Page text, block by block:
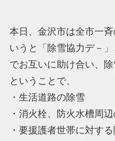
本日、金沢市は全市一
いうと「除雪協力デ－
でお互いに助け合い、
ということで、
・生活道路の除雪
・消火栓、防火水槽周
・要援護者世帯に対す